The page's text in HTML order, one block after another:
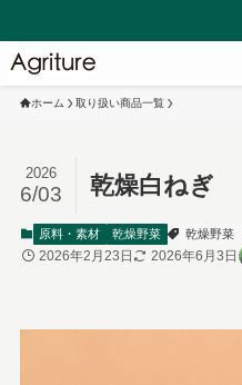
ホーム 取り扱い商品一覧
乾燥白ねぎ
2026
6/03
原料・素材 乾燥野菜 乾燥野菜
2026年2月23日 2026年6月3日